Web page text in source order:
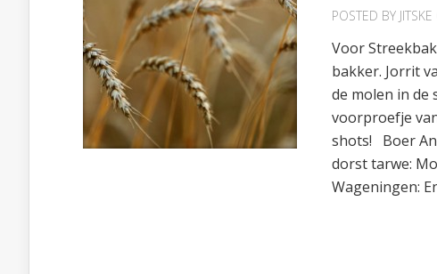
POSTED BY JITSKE
Voor
bakker. Jorrit
de molen in de
voorproefje
shots! Boer
dorst tarwe:
Wageningen: